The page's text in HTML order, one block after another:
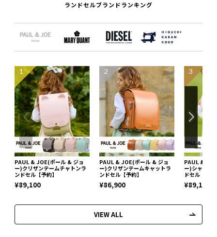
ランドセルブランドランキング
1
PAUL & JOE(ポール & ジョ
ー)クリザンテームチャトンラ
ンドセル【予約】
¥89,100
2
PAUL & JOE(ポール & ジョ
ー)クリザンテームキャットラ
ンドセル【予約】
¥86,900
3
PAUL &
ー)シャトン
ドセル【予
¥89,100
VIEW ALL